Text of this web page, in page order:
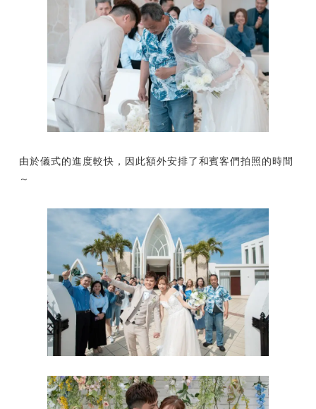
由於儀式的進度較快，因此額外安排了和賓客們拍照的時間
～